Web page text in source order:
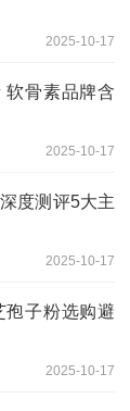
2025-10-17
软骨素品牌含
2025-10-17
度测评5大主
2025-10-17
孢子粉选购避
2025-10-17